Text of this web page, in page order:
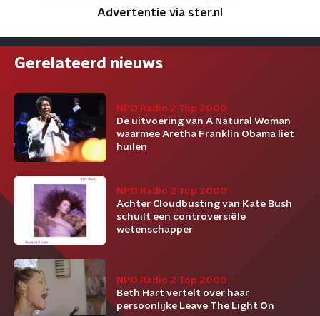
Advertentie via ster.nl
Gerelateerd nieuws
NPO Radio 2 Top 2000
De uitvoering van A Natural Woman
waarmee Aretha Franklin Obama liet
huilen
NPO Radio 2 Top 2000
Achter Cloudbusting van Kate Bush
schuilt een controversiële
wetenschapper
NPO Radio 2 Top 2000
Beth Hart vertelt over haar
persoonlijke Leave The Light On